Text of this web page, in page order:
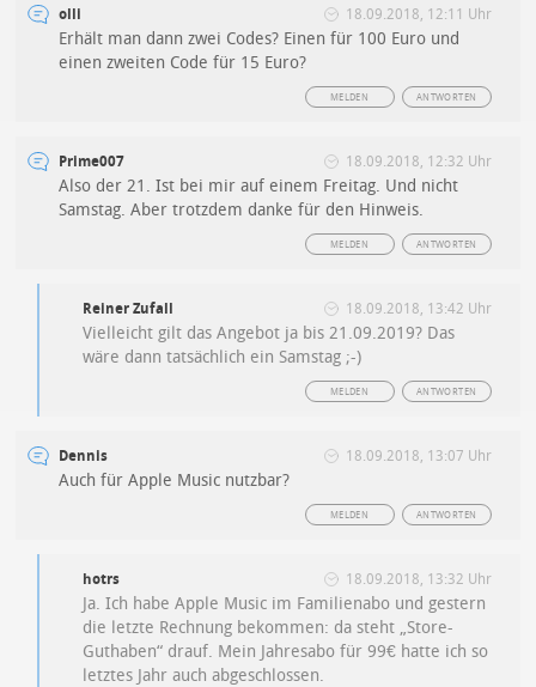
olli 18.09.2018, 12:11 Uhr
Erhält man dann zwei Codes? Einen für 100 Euro und
einen zweiten Code für 15 Euro?
ANTWORTEN
MELDEN
Prime007 18.09.2018, 12:32 Uhr
Also der 21. Ist bei mir auf einem Freitag. Und nicht
Samstag. Aber trotzdem danke für den Hinweis.
ANTWORTEN
MELDEN
Reiner Zufall 18.09.2018, 13:42 Uhr
Vielleicht gilt das Angebot ja bis 21.09.2019? Das
wäre dann tatsächlich ein Samstag ;-)
ANTWORTEN
MELDEN
Dennis 18.09.2018, 13:07 Uhr
Auch für Apple Music nutzbar?
ANTWORTEN
MELDEN
hotrs 18.09.2018, 13:32 Uhr
Ja. Ich habe Apple Music im Familienabo und gestern
die letzte Rechnung bekommen: da steht „Store-
Guthaben“ drauf. Mein Jahresabo für 99€ hatte ich so
letztes Jahr auch abgeschlossen.